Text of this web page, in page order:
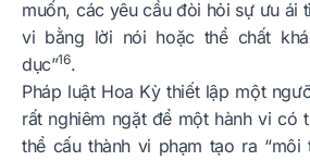
muốn, các yêu cầu đòi hỏi sự ưu ái
vi bằng lời nói hoặc thể chất
dục”16.
Pháp luật Hoa Kỳ thiết lập một
rất nghiêm ngặt để một hành vi có
thể cấu thành vi phạm tạo ra